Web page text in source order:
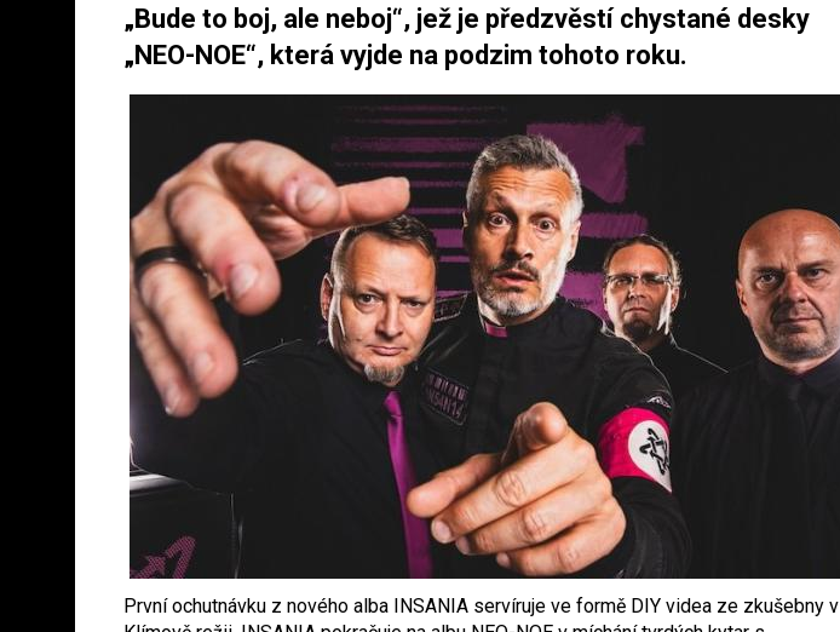
„Bude to boj, ale neboj“, jež je předzvěstí chystané desky
„NEO-NOE“, která vyjde na podzim tohoto roku.
První ochutnávku z nového alba INSANIA servíruje ve formě DIY videa ze zkušebny v